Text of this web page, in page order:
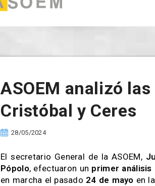
ASOEM analizó
Cristóbal y Ceres
28/05/2024
El secretario General de la ASOEM,
Pópolo, efectuaron un primer análisis
en marcha el pasado 24 de mayo en